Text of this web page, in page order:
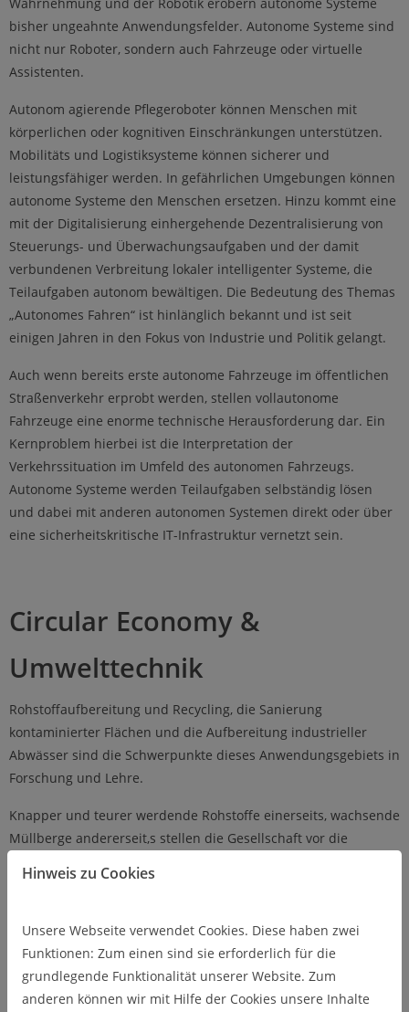
bisher ungeahnte Anwendungsfelder. Autonome Systeme sind
nicht nur Roboter, sondern auch Fahrzeuge oder virtuelle
Assistenten.
Autonom agierende Pflegeroboter können Menschen mit
körperlichen oder kognitiven Einschrän­kungen unterstützen.
Mobilitäts­ und Logistiksysteme können sicherer und
leistungsfähiger werden. In gefährlichen Umgebungen können
autonome Systeme den Menschen ersetzen. Hinzu kommt eine
mit der Digitalisierung einhergehende Dezentralisierung von
Steuerungs- und Überwachungs­auf­gaben und der damit
verbundenen Verbreitung lokaler intelligenter Systeme, die
Teilaufgaben autonom bewälti­gen. Die Bedeutung des Themas
„Autono­mes Fahren“ ist hinlänglich bekannt und ist seit
einigen Jahren in den Fokus von Industrie und Politik gelangt.
Auch wenn bereits erste autonome Fahrzeuge im öffentlichen
Straßenverkehr erprobt werden, stellen vollauto­nome
Fahrzeuge eine enorme technische Herausforderung dar. Ein
Kernpro­blem hierbei ist die Interpretation der
Verkehrssituation im Umfeld des auto­nomen Fahrzeugs.
Autonome Systeme werden Teilaufgaben selbständig lösen
und dabei mit anderen autonomen Systemen direkt oder über
eine sicherheits­kritische IT-Infrastruktur vernetzt sein.
Circular Economy &
Umwelttechnik
Rohstoffaufbereitung und Recycling, die Sanierung
kontaminierter Flächen und die Aufbereitung industrieller
Abwässer sind die Schwerpunkte dieses Anwendungsgebiets in
Forschung und Lehre.
Knapper und teurer werdende Rohstoffe einerseits, wachsende
Müllberge andererseit,s stellen die Gesellschaft vor die
effizient zu verwerten. Umweltschäden bei der Behandlung
vermieden, Altlasten müssen saniert werden.
lassen sich intelligente Recycling- sowie Boden- und
Hinweis zu Cookies
Unsere Webseite verwendet Cookies. Diese haben zwei
Funktionen: Zum einen sind sie erforderlich für die
grundlegende Funktionalität unserer Website. Zum
anderen können wir mit Hilfe der Cookies unsere Inhalte